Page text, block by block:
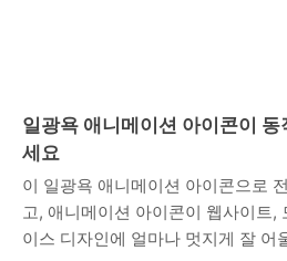
일광욕 애니메이션 아이콘이
세요
이 일광욕 애니메이션 아이콘으로
고, 애니메이션 아이콘이 웹사이트,
이스 디자인에 얼마나 멋지게 잘 어